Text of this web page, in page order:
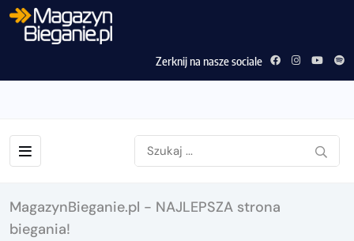
Zerknij na nasze sociale
MagazynBieganie.pl - NAJLEPSZA strona
biegania!